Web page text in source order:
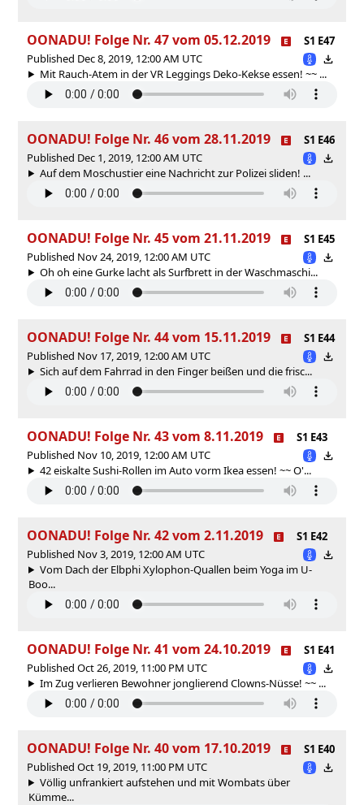
OONADU! Folge Nr. 47 vom 05.12.2019
S1 E47
Published Dec 8, 2019, 12:00 AM UTC
Mit Rauch-Atem in der VR Leggings Deko-Kekse essen! ~~ ...
OONADU! Folge Nr. 46 vom 28.11.2019
S1 E46
Published Dec 1, 2019, 12:00 AM UTC
Auf dem Moschustier eine Nachricht zur Polizei sliden! ...
OONADU! Folge Nr. 45 vom 21.11.2019
S1 E45
Published Nov 24, 2019, 12:00 AM UTC
Oh oh eine Gurke lacht als Surfbrett in der Waschmaschi...
OONADU! Folge Nr. 44 vom 15.11.2019
S1 E44
Published Nov 17, 2019, 12:00 AM UTC
Sich auf dem Fahrrad in den Finger beißen und die frisc...
OONADU! Folge Nr. 43 vom 8.11.2019
S1 E43
Published Nov 10, 2019, 12:00 AM UTC
42 eiskalte Sushi-Rollen im Auto vorm Ikea essen! ~~ O'...
OONADU! Folge Nr. 42 vom 2.11.2019
S1 E42
Published Nov 3, 2019, 12:00 AM UTC
Vom Dach der Elbphi Xylophon-Quallen beim Yoga im U-
Boo...
OONADU! Folge Nr. 41 vom 24.10.2019
S1 E41
Published Oct 26, 2019, 11:00 PM UTC
Im Zug verlieren Bewohner jonglierend Clowns-Nüsse! ~~ ...
OONADU! Folge Nr. 40 vom 17.10.2019
S1 E40
Published Oct 19, 2019, 11:00 PM UTC
Völlig unfrankiert aufstehen und mit Wombats über
Kümme...